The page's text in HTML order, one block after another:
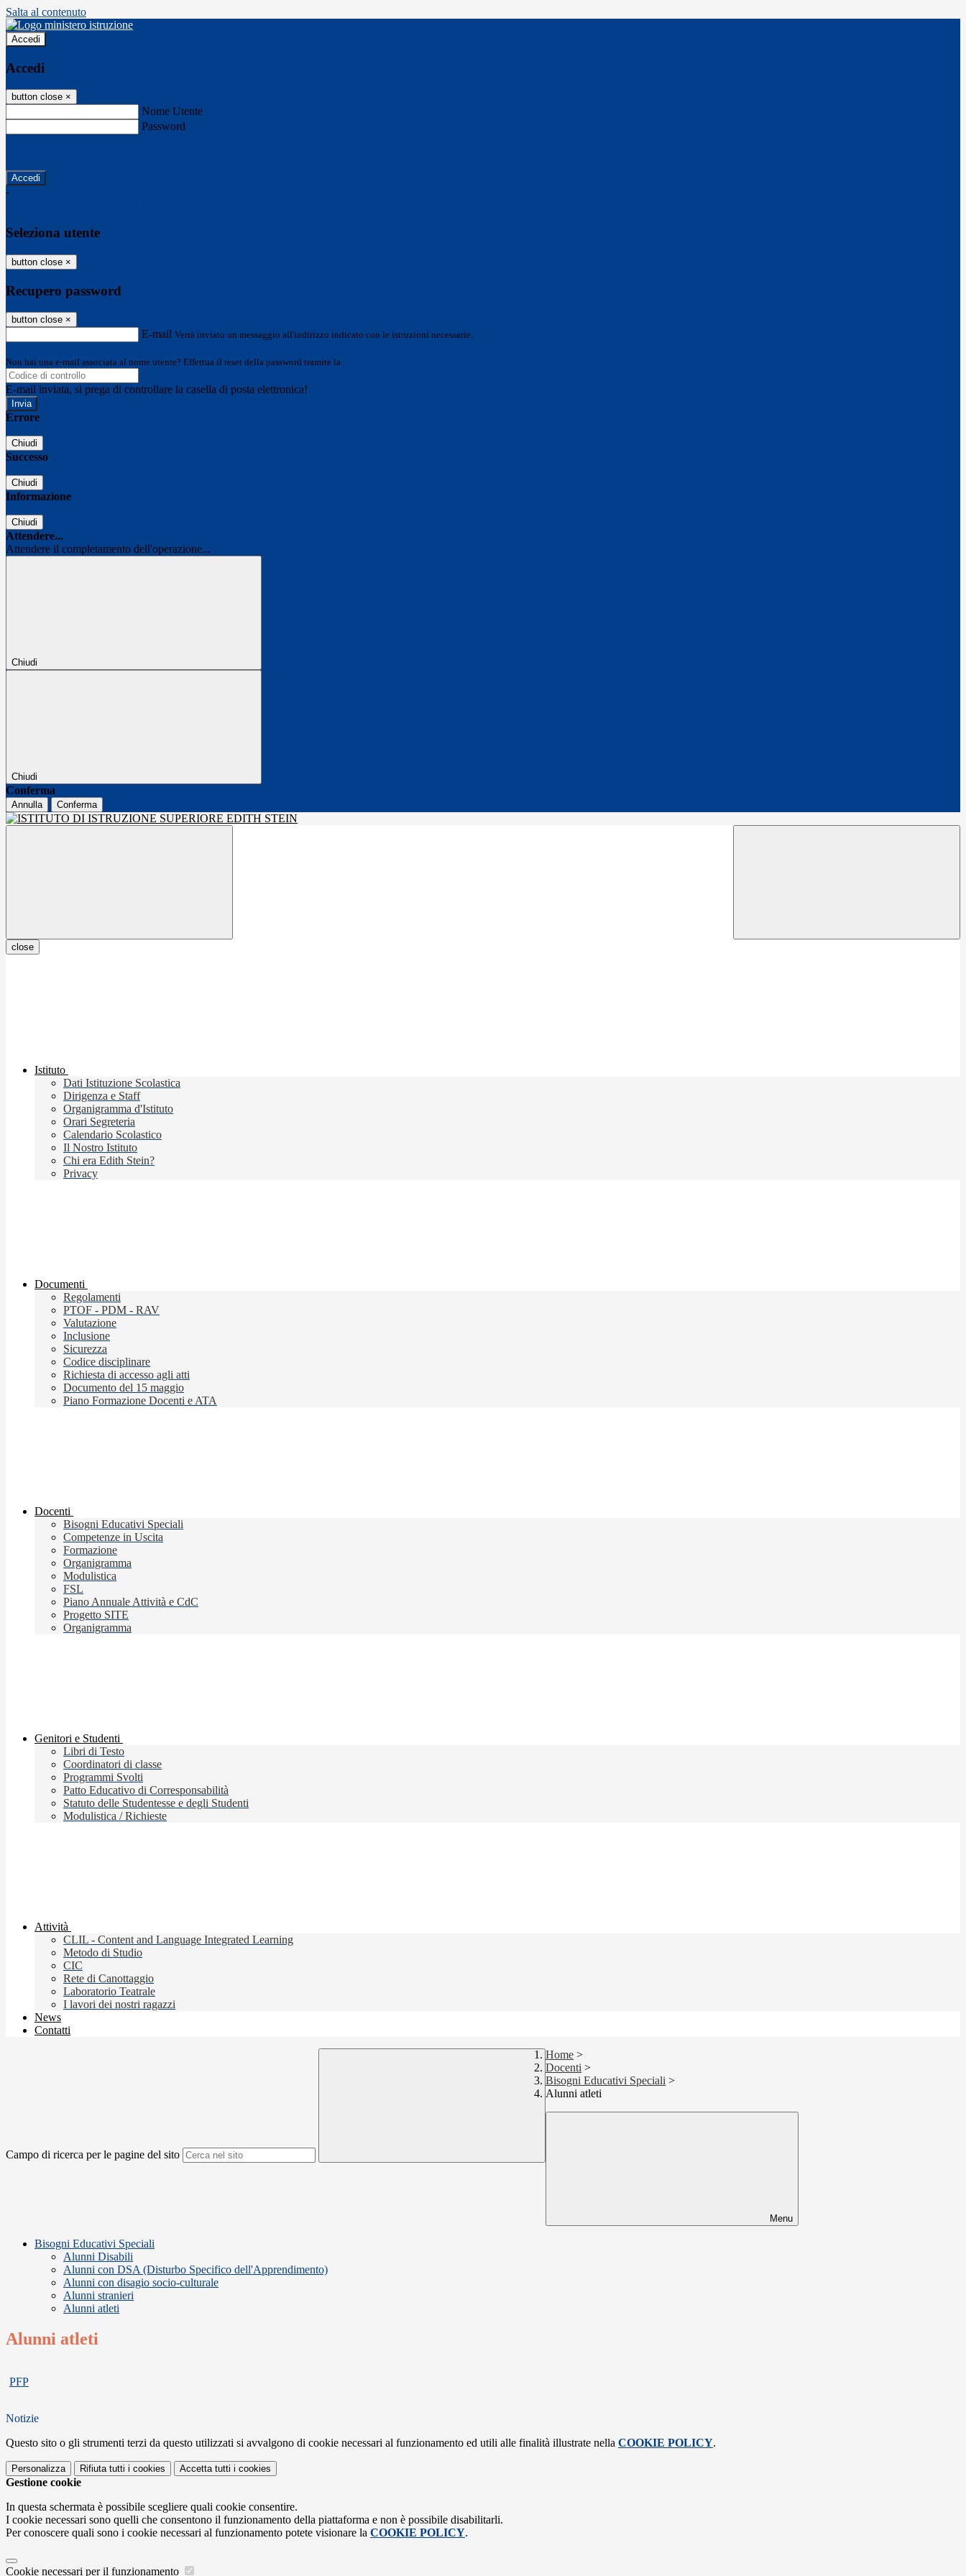
Salta al contenuto
Accedi
Accedi
button close ×
Nome Utente
Password
-
Seleziona utente
button close ×
Recupero password
button close ×
E-mail Verrà inviato un messaggio all'indirizzo indicato con le istruzioni necessarie.
Non hai una e-mail associata al nome utente? Effettua il reset della password tramite la
E-mail inviata, si prega di controllare la casella di posta elettronica!
Errore
Chiudi
Successo
Chiudi
Informazione
Chiudi
Attendere...
Attendere il completamento dell'operazione...
Chiudi
Chiudi
Conferma
Annulla Conferma
close
Istituto
Dati Istituzione Scolastica
Dirigenza e Staff
Organigramma d'Istituto
Orari Segreteria
Calendario Scolastico
Il Nostro Istituto
Chi era Edith Stein?
Privacy
Documenti
Regolamenti
PTOF - PDM - RAV
Valutazione
Inclusione
Sicurezza
Codice disciplinare
Richiesta di accesso agli atti
Documento del 15 maggio
Piano Formazione Docenti e ATA
Docenti
Bisogni Educativi Speciali
Competenze in Uscita
Formazione
Organigramma
Modulistica
FSL
Piano Annuale Attività e CdC
Progetto SITE
Organigramma
Genitori e Studenti
Libri di Testo
Coordinatori di classe
Programmi Svolti
Patto Educativo di Corresponsabilità
Statuto delle Studentesse e degli Studenti
Modulistica / Richieste
Attività
CLIL - Content and Language Integrated Learning
Metodo di Studio
CIC
Rete di Canottaggio
Laboratorio Teatrale
I lavori dei nostri ragazzi
News
Contatti
Campo di ricerca per le pagine del sito
Home >
Docenti >
Bisogni Educativi Speciali >
Alunni atleti
Menu
Bisogni Educativi Speciali
Alunni Disabili
Alunni con DSA (Disturbo Specifico dell'Apprendimento)
Alunni con disagio socio-culturale
Alunni stranieri
Alunni atleti
Alunni atleti
PFP
Notizie
Questo sito o gli strumenti terzi da questo utilizzati si avvalgono di cookie necessari al funzionamento ed utili alle finalità illustrate nella COOKIE POLICY.
Personalizza Rifiuta tutti i cookies Accetta tutti i cookies
Gestione cookie
In questa schermata è possibile scegliere quali cookie consentire.
I cookie necessari sono quelli che consentono il funzionamento della piattaforma e non è possibile disabilitarli.
Per conoscere quali sono i cookie necessari al funzionamento potete visionare la COOKIE POLICY.
Cookie necessari per il funzionamento